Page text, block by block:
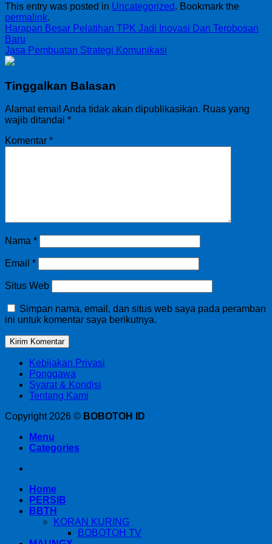
Share
This entry was posted in Uncategorized. Bookmark the
permalink.
Harapan Besar Pelatihan TPK Jadi Inovasi Dan Terobosan
Baru
Jasa Pembuatan Strategi Komunikasi
Tinggalkan Balasan
Alamat email Anda tidak akan dipublikasikan. Ruas yang
wajib ditandai *
Komentar *
Nama *
Email *
Situs Web
Simpan nama, email, dan situs web saya pada peramban
ini untuk komentar saya berikutnya.
Kebijakan Privasi
Ponggawa
Syarat & Kondisi
Tentang Kami
Copyright 2026 © BOBOTOH ID
Menu
Categories
Home
PERSIB
BBTH
KORAN KURING
BOBOTOH TV